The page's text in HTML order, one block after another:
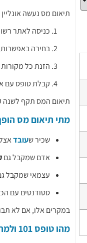
תיאום מס נעשה
כניסה לאתר
בחירה
הזנת כל
קבלת טופס עם
תיאום המס תקף לשנה
מתי תיאום מס
שכיר שעובד
אדם שמקבל גם
עצמאי שמקבל
סטודנטים עם
במקרים אלו, אם לא תבוצע
מהו טופס 101 ולמה הוא חשוב?